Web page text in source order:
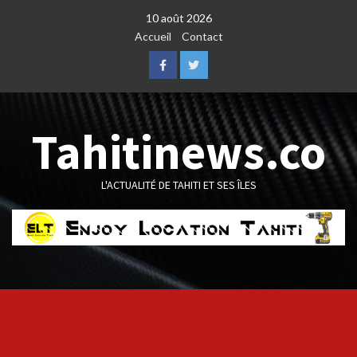
10 août 2026
Accueil
Contact
FacebookTwitter
Tahitinews.co
L'ACTUALITÉ DE TAHITI ET SES ÎLES